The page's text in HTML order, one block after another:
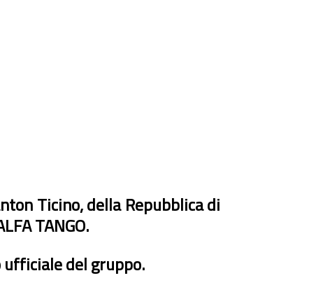
Ticino, della Repubblica di
TANGO.
del gruppo.